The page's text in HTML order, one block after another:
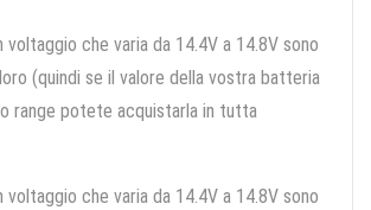
che varia da 14.4V a 14.8V sono
(quindi se il valore della vostra batteria
range potete acquistarla in tutta
che varia da 14.4V a 14.8V sono